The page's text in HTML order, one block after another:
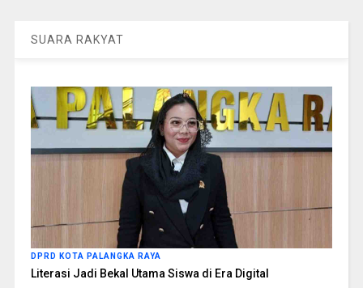
SUARA RAKYAT
DPRD KOTA PALANGKA RAYA
Literasi Jadi Bekal Utama Siswa di Era Digital